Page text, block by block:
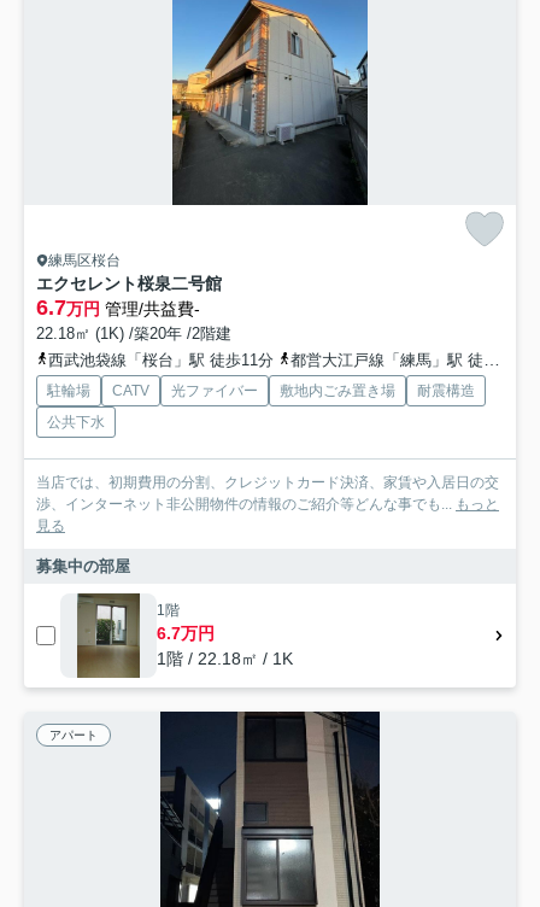
練馬区桜台
エクセレント桜泉二号館
6.7万円 管理/共益費-
22.18㎡ (1K) /築20年 /2階建
西武池袋線「桜台」駅 徒歩11分
都営大江戸線「練馬」駅 徒歩13分
駐輪場 CATV 光ファイバー 敷地内ごみ置き場
耐震構造
公共下水
当店では、初期費用の分割、クレジットカード決済、家賃や入居日の交
渉、インターネット非公開物件の情報のご紹介等どんな事でも... もっと
見る
募集中の部屋
1階
6.7万円
1階 / 22.18㎡ / 1K
アパート